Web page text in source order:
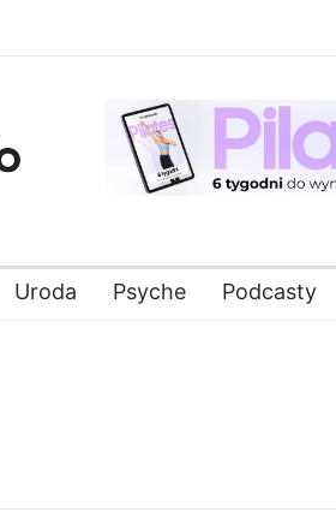
Uroda Psyche Podcasty